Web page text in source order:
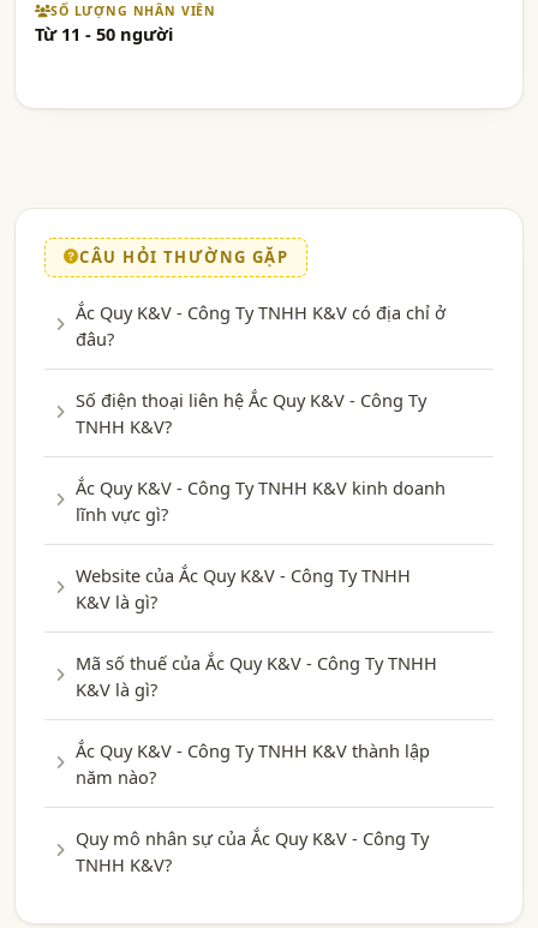
SỐ LƯỢNG NHÂN VIÊN
Từ 11 - 50 người
CÂU HỎI THƯỜNG GẶP
Ắc Quy K&V - Công Ty TNHH K&V có địa chỉ ở
đâu?
Số điện thoại liên hệ Ắc Quy K&V - Công Ty
TNHH K&V?
Ắc Quy K&V - Công Ty TNHH K&V kinh doanh
lĩnh vực gì?
Website của Ắc Quy K&V - Công Ty TNHH
K&V là gì?
Mã số thuế của Ắc Quy K&V - Công Ty TNHH
K&V là gì?
Ắc Quy K&V - Công Ty TNHH K&V thành lập
năm nào?
Quy mô nhân sự của Ắc Quy K&V - Công Ty
TNHH K&V?